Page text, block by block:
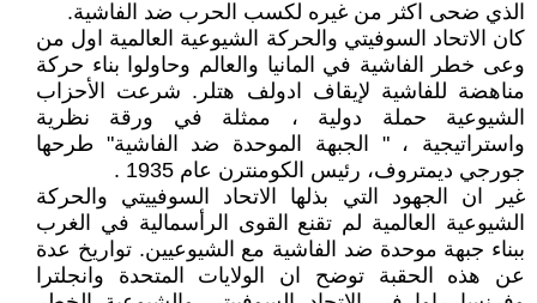
الذي ضحى اكثر من غيره لكسب الحرب ضد الفاشية.
كان الاتحاد السوفيتي والحركة الشيوعية العالمية اول من
وعى خطر الفاشية في المانيا والعالم وحاولوا بناء حركة
مناهضة للفاشية لإيقاف ادولف هتلر. شرعت الأحزاب
الشيوعية حملة دولية ، ممثلة في ورقة نظرية
واستراتيجية ، " الجبهة الموحدة ضد الفاشية" طرحها
جورجي ديمتروف، رئيس الكومنترن عام 1935 .
غير ان الجهود التي بذلها الاتحاد السوفييتي والحركة
الشيوعية العالمية لم تقنع القوى الرأسمالية في الغرب
ببناء جبهة موحدة ضد الفاشية مع الشيوعيين. تواريخ عدة
عن هذه الحقبة توضح ان الولايات المتحدة وانجلترا